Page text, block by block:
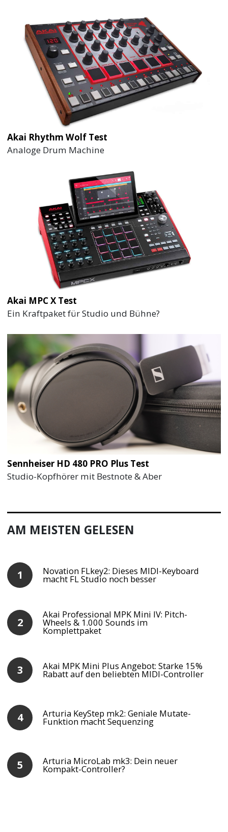
Akai Rhythm Wolf Test
Analoge Drum Machine
Akai MPC X Test
Ein Kraftpaket für Studio und Bühne?
Sennheiser HD 480 PRO Plus Test
Studio-Kopfhörer mit Bestnote & Aber
AM MEISTEN GELESEN
Novation FLkey2: Dieses MIDI-Keyboard
macht FL Studio noch besser
Akai Professional MPK Mini IV: Pitch-
Wheels & 1.000 Sounds im
Komplettpaket
Akai MPK Mini Plus Angebot: Starke 15%
Rabatt auf den beliebten MIDI-Controller
Arturia KeyStep mk2: Geniale Mutate-
Funktion macht Sequenzing
Arturia MicroLab mk3: Dein neuer
Kompakt-Controller?